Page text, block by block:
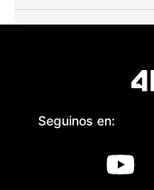
Seguinos en: